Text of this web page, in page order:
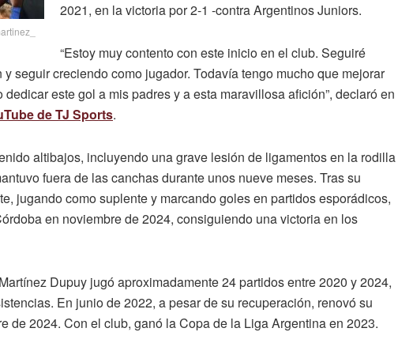
2021, en la victoria por 2-1 ‑contra Argentinos Juniors.
“Estoy muy contento con este inicio en el club. Seguiré
seguir creciendo como jugador. Todavía tengo mucho que mejorar
este gol a mis padres y a esta maravillosa afición”, declaró en
de TJ Sports.
altibajos, incluyendo una grave lesión de ligamentos en la rodilla
fuera de las canchas durante unos nueve meses. Tras su
jugando como suplente y marcando goles en partidos esporádicos,
en noviembre de 2024, consiguiendo una victoria en los
Dupuy jugó aproximadamente 24 partidos entre 2020 y 2024,
En junio de 2022, a pesar de su recuperación, renovó su
de 2024. Con el club, ganó la Copa de la Liga Argentina en 2023.